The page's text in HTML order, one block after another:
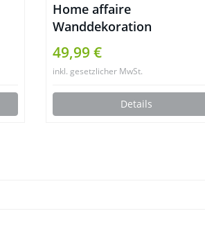
Home affaire
Wanddekoration
49,99 €
inkl. gesetzlicher MwSt.
Details